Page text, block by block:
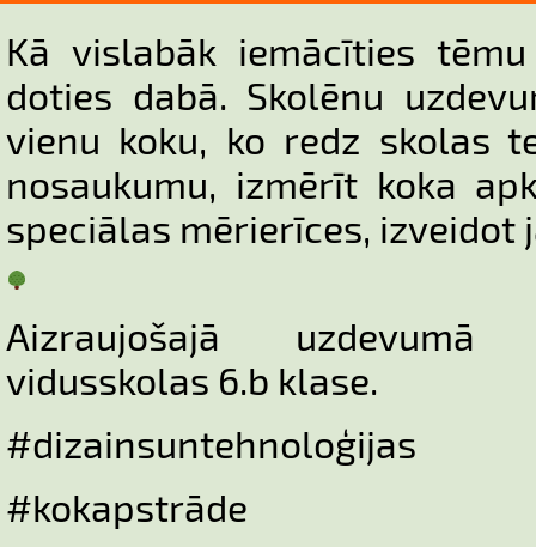
Kā vislabāk iemācīties
doties dabā. Skolēnu
vienu koku, ko redz skolas
nosaukumu, izmērīt koka
speciālas mērierīces, izveidot
Aizraujošajā
vidusskolas 6.b klase.
#dizainsuntehnoloģijas
#kokapstrāde